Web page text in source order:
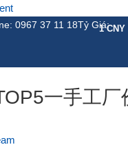
0967 37 11 18Tỷ Giá:1 CNY
一手工厂